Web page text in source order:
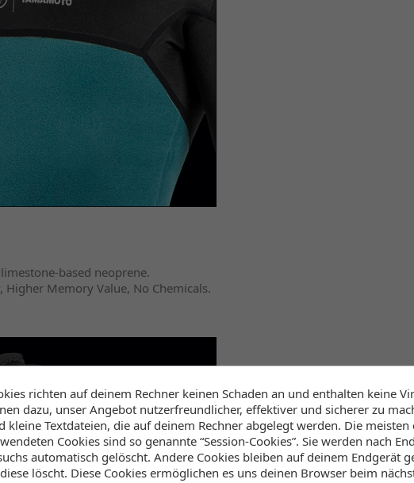
based neoprene.
Memory Value, No Chemicals.
richten auf deinem Rechner keinen Schaden an und enthalten keine
dazu, unser Angebot nutzerfreundlicher, effektiver und sicherer zu
kleine Textdateien, die auf deinem Rechner abgelegt werden. Die
Cookies sind so genannte “Session-Cookies”. Sie werden nach
automatisch gelöscht. Andere Cookies bleiben auf deinem Endgerät
löscht. Diese Cookies ermöglichen es uns deinen Browser beim